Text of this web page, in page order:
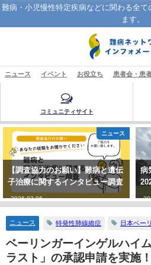
難病・小児慢性特定疾病などに関わる全
ます。
ニュース イベント お役立ち 患者会・患
コミュニティサイト
ニュース
【調査協力のお願い】難病と遺伝
子治療に関するインタビュー調査
2026-02-06
病
ニュース 特発性肺線維症 日本ベー
ベーリンガーインゲルハイ
ラスト」の承認申請を実施